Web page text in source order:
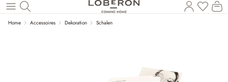
Zum Hauptinhalt springen
Du
Home Accessoires Dekoration Schalen